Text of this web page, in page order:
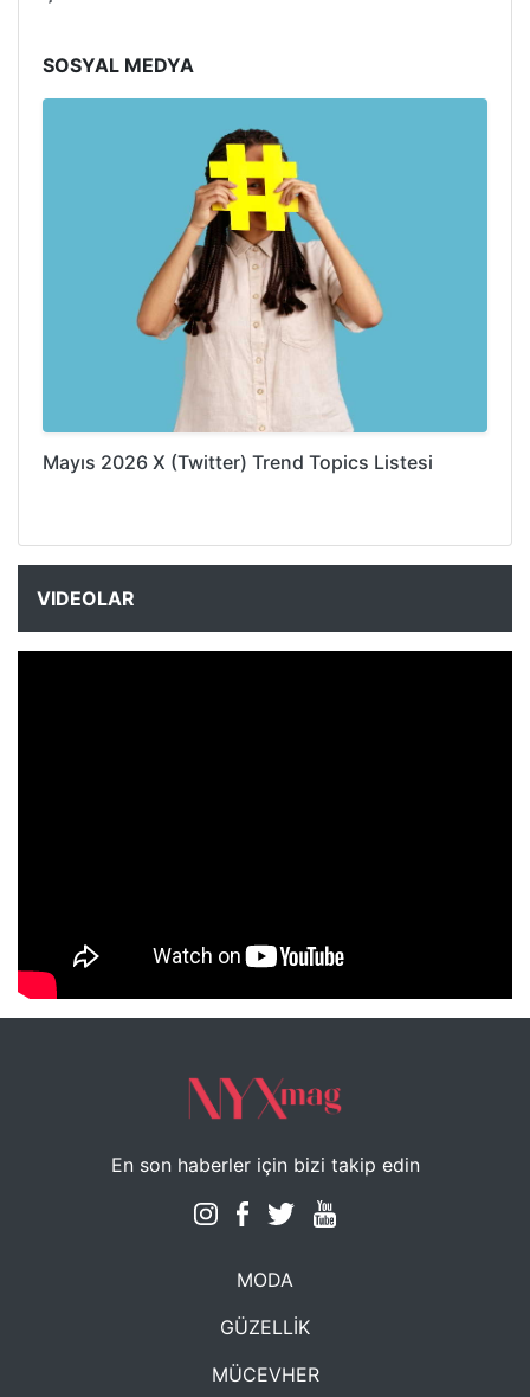
SOSYAL MEDYA
Mayıs 2026 X (Twitter) Trend Topics Listesi
VIDEOLAR
NYXmag 2. Yaş Kutlama Etkinliği
En son haberler için bizi takip edin
MODA
GÜZELLİK
MÜCEVHER